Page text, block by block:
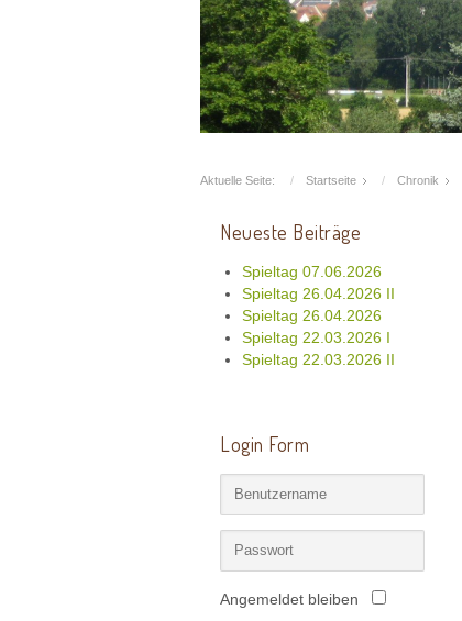
Aktuelle Seite: Startseite Chronik
Neueste Beiträge
Spieltag 07.06.2026
Spieltag 26.04.2026 II
Spieltag 26.04.2026
Spieltag 22.03.2026 I
Spieltag 22.03.2026 II
Login Form
Angemeldet bleiben